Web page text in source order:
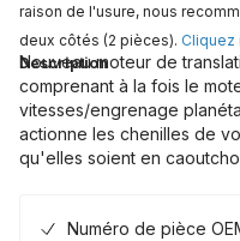
raison de l'usure, nous
deux côtés (2 pièces). Cliquez
Description
Nouveau moteur de
comprenant à la fois le
vitesses/engrenage
actionne les chenilles de
qu'elles soient en
Numéro de pièce